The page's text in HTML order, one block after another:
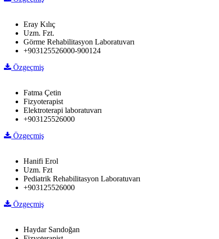
Eray Kılıç
Uzm. Fzt.
Görme Rehabilitasyon Laboratuvarı
+903125526000-900124
Özgeçmiş
Fatma Çetin
Fizyoterapist
Elektroterapi laboratuvarı
+903125526000
Özgeçmiş
Hanifi Erol
Uzm. Fzt
Pediatrik Rehabilitasyon Laboratuvarı
+903125526000
Özgeçmiş
Haydar Sarıdoğan